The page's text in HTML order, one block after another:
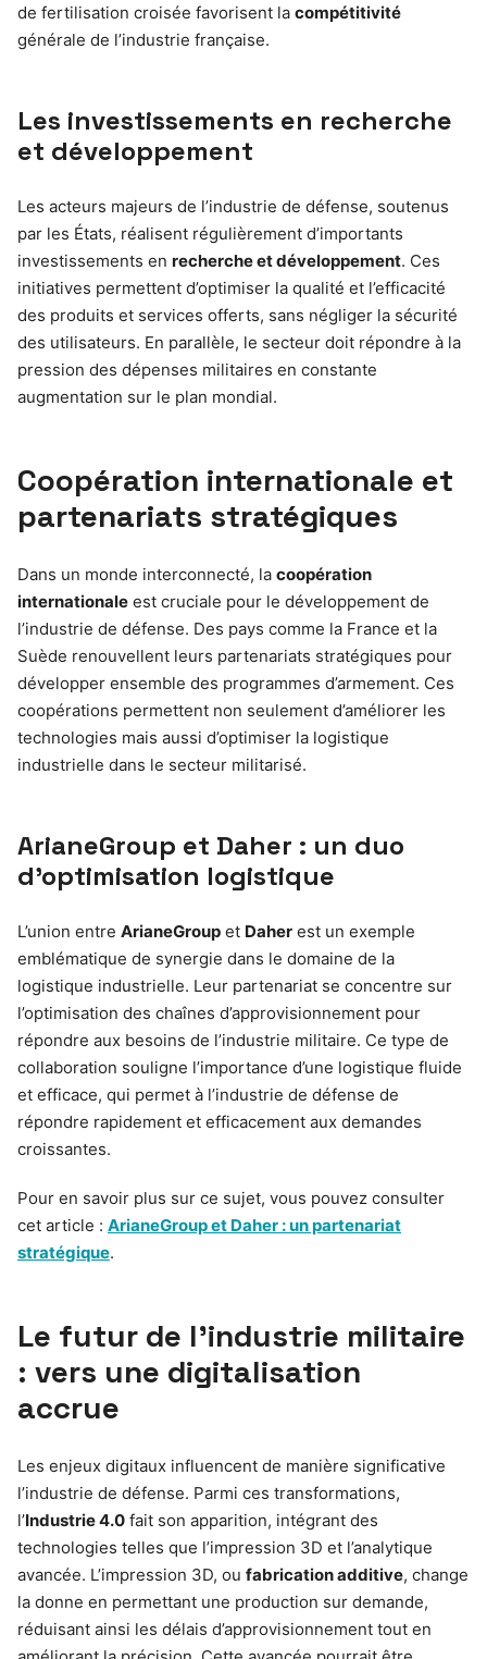
de fertilisation croisée favorisent la compétitivité
générale de l’industrie française.
Les investissements en recherche
et développement
Les acteurs majeurs de l’industrie de défense, soutenus
par les États, réalisent régulièrement d’importants
investissements en recherche et développement. Ces
initiatives permettent d’optimiser la qualité et l’efficacité
des produits et services offerts, sans négliger la sécurité
des utilisateurs. En parallèle, le secteur doit répondre à la
pression des dépenses militaires en constante
augmentation sur le plan mondial.
Coopération internationale et
partenariats stratégiques
Dans un monde interconnecté, la coopération
internationale est cruciale pour le développement de
l’industrie de défense. Des pays comme la France et la
Suède renouvellent leurs partenariats stratégiques pour
développer ensemble des programmes d’armement. Ces
coopérations permettent non seulement d’améliorer les
technologies mais aussi d’optimiser la logistique
industrielle dans le secteur militarisé.
ArianeGroup et Daher : un duo
d’optimisation logistique
L’union entre ArianeGroup et Daher est un exemple
emblématique de synergie dans le domaine de la
logistique industrielle. Leur partenariat se concentre sur
l’optimisation des chaînes d’approvisionnement pour
répondre aux besoins de l’industrie militaire. Ce type de
collaboration souligne l’importance d’une logistique fluide
et efficace, qui permet à l’industrie de défense de
répondre rapidement et efficacement aux demandes
croissantes.
Pour en savoir plus sur ce sujet, vous pouvez consulter
cet article : ArianeGroup et Daher : un partenariat
stratégique.
Le futur de l’industrie militaire
: vers une digitalisation
accrue
Les enjeux digitaux influencent de manière significative
l’industrie de défense. Parmi ces transformations,
l’Industrie 4.0 fait son apparition, intégrant des
technologies telles que l’impression 3D et l’analytique
avancée. L’impression 3D, ou fabrication additive, change
la donne en permettant une production sur demande,
réduisant ainsi les délais d’approvisionnement tout en